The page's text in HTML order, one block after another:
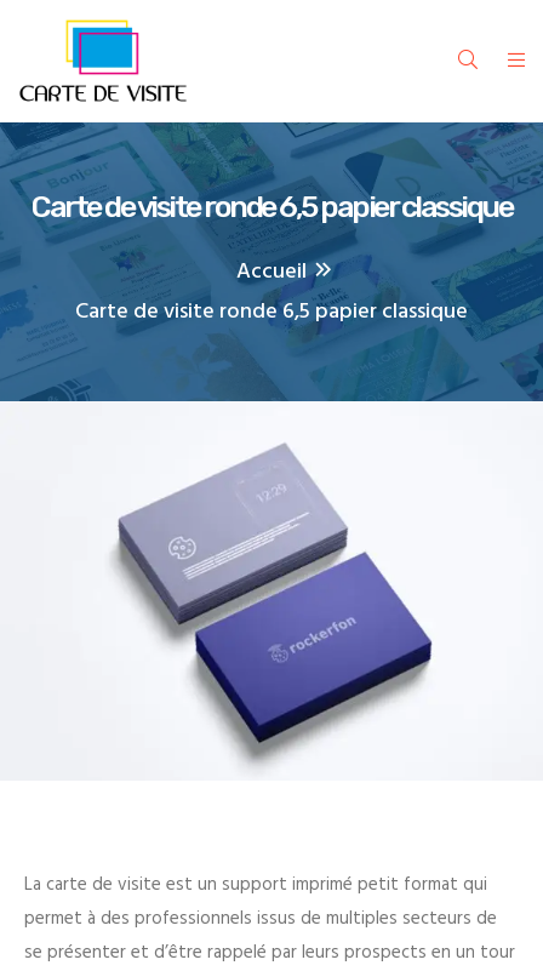
Carte de visite ronde 6,5 papier classique
Accueil
Carte de visite ronde 6,5 papier classique
La carte de visite est un support imprimé petit format qui
permet à des professionnels issus de multiples secteurs de
se présenter et d’être rappelé par leurs prospects en un tour